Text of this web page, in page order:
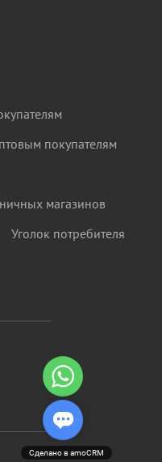
покупателям
магазинов
Уголок потребителя
Сделано в amoCRM